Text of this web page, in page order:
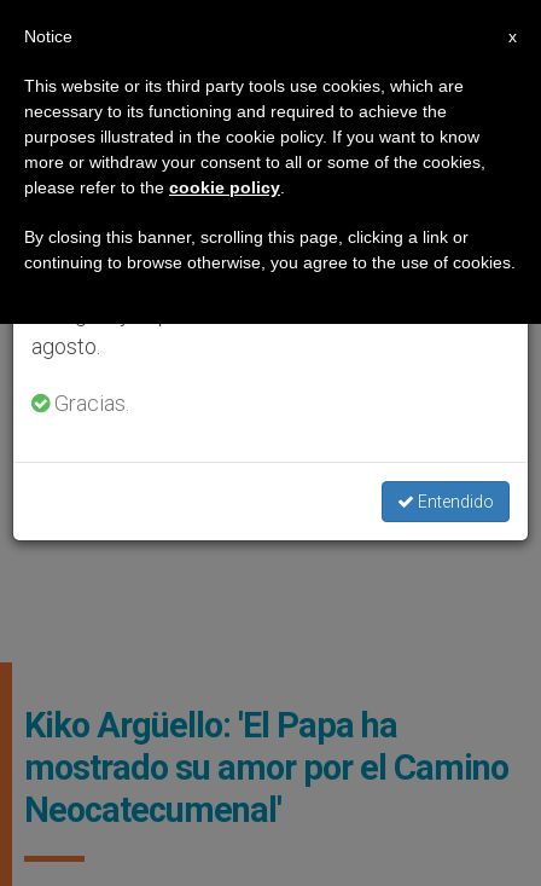
Kiko Argüello: 'El Papa ha
mostrado su amor por el Camino
Neocatecumenal'
×
Aviso importante
Del 27 de julio al 7 de agosto haremos la pausa
anual, aprovechando que en el periodo de verano
se generan menos informaciones y también el
agosto.
Gracias.
Entendido
x
Notice
This website or its third party tools use cookies, which are
necessary to its functioning and required to achieve the
purposes illustrated in the cookie policy. If you want to know
more or withdraw your consent to all or some of the cookies,
please refer to the cookie policy
By closing this banner, scrolling this page, clicking a link or
continuing to browse otherwise, you agree to the use of cookies.